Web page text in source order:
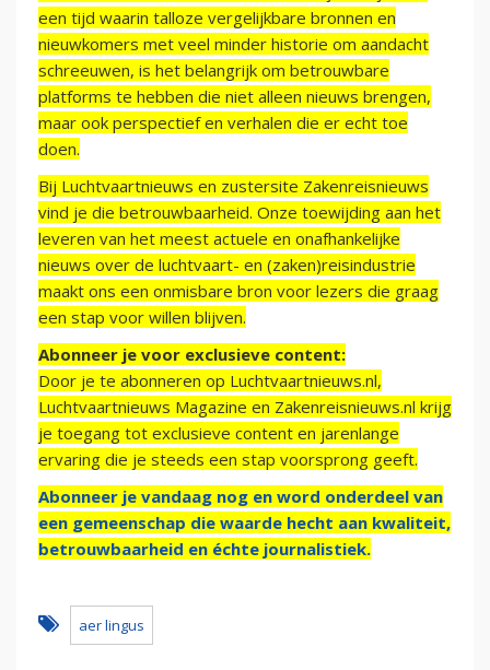
een tijd waarin talloze vergelijkbare bronnen en
nieuwkomers met veel minder historie om aandacht
schreeuwen, is het belangrijk om betrouwbare
platforms te hebben die niet alleen nieuws brengen,
maar ook perspectief en verhalen die er echt toe
doen.
Bij Luchtvaartnieuws en zustersite Zakenreisnieuws
vind je die betrouwbaarheid. Onze toewijding aan het
leveren van het meest actuele en onafhankelijke
nieuws over de luchtvaart- en (zaken)reisindustrie
maakt ons een onmisbare bron voor lezers die graag
een stap voor willen blijven.
Abonneer je voor exclusieve content:
Door je te abonneren op Luchtvaartnieuws.nl,
Luchtvaartnieuws Magazine en Zakenreisnieuws.nl krijg
je toegang tot exclusieve content en jarenlange
ervaring die je steeds een stap voorsprong geeft.
Abonneer je vandaag nog en word onderdeel van
een gemeenschap die waarde hecht aan kwaliteit,
betrouwbaarheid en échte journalistiek.
aer lingus